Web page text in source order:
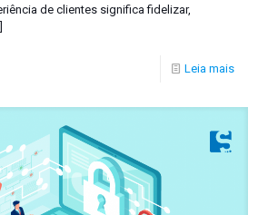
de clientes significa fidelizar,
Leia mais